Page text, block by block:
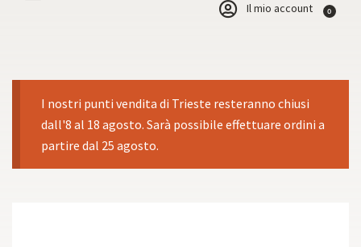
Il mio account 0
I nostri punti vendita di Trieste resteranno chiusi
dall'8 al 18 agosto. Sarà possibile effettuare ordini a
partire dal 25 agosto.